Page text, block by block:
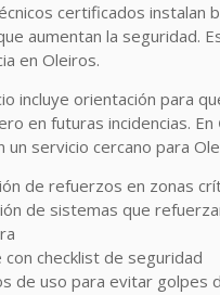
certificados instalan
aumentan la seguridad.
en Oleiros.
incluye orientación para
en futuras incidencias. En
un servicio cercano para
de refuerzos en zonas
de sistemas que
con checklist de seguridad
de uso para evitar golpes